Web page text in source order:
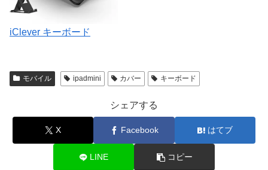
iClever キーボード
モバイル ipadmini カバー キーボード
シェアする
X Facebook はてブ
LINE コピー